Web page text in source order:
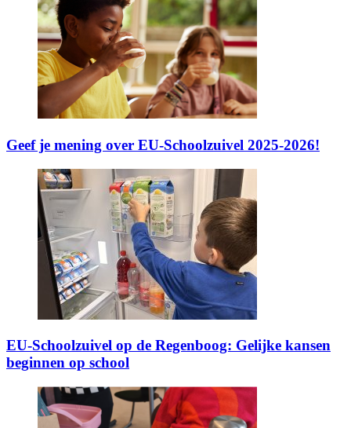
Geef je mening over EU-Schoolzuivel 2025-2026!
EU-Schoolzuivel op de Regenboog: Gelijke kansen
beginnen op school